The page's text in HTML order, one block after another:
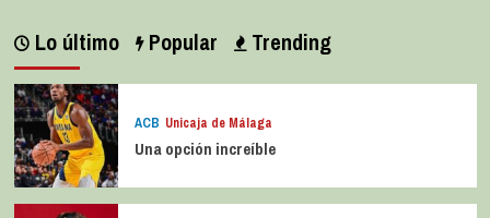
Lo último Popular Trending
ACB Unicaja de Málaga
Una opción increíble